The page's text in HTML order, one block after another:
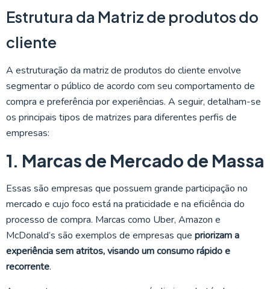
Estrutura da Matriz de produtos do
cliente
A estruturação da matriz de produtos do cliente envolve
segmentar o público de acordo com seu comportamento de
compra e preferência por experiências. A seguir, detalham-se
os principais tipos de matrizes para diferentes perfis de
empresas:
1. Marcas de Mercado de Massa
Essas são empresas que possuem grande participação no
mercado e cujo foco está na praticidade e na eficiência do
processo de compra. Marcas como Uber, Amazon e
McDonald’s são exemplos de empresas que priorizam a
experiência sem atritos, visando um consumo rápido e
recorrente.